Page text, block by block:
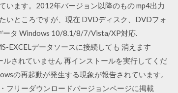
います。2012年バージョン以降のもの mp4出力
いところですが、現在 DVDディスク、DVDフォ
ータ Windows 10/8.1/8/7/Vista/XP対応.
EXCELデータソースに接続しても 消えます
されていません 再インストールを実行してくだ
の再起動が発生する現象が報告されています。
フリーダウンロードバージョンページに掲載